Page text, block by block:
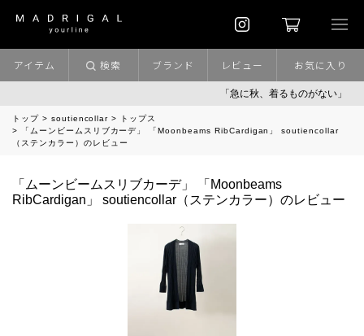
「急に秋、着るものがない」
アイテム 検索 ブランド レビュー お気に入り
トップ soutiencollar
トップス
「ムーンビームスリブカーデ」 「Moonbeams RibCardigan」 soutiencollar
（ステンカラー）のレビュー
「ムーンビームスリブカーデ」 「Moonbeams
RibCardigan」 soutiencollar（ステンカラー）のレビュー